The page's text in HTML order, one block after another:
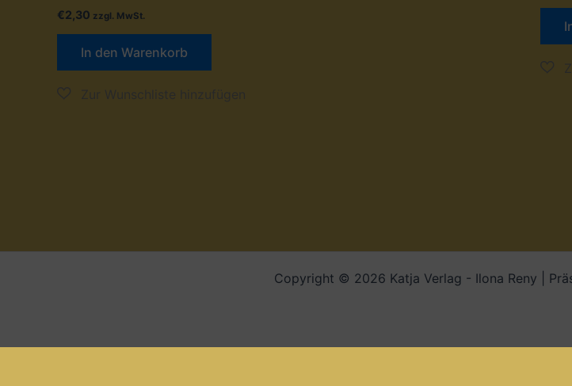
€2,30 zzgl. MwSt.
In den Warenkorb
Copyright © 2026 Katja Verlag - Ilona Reny |